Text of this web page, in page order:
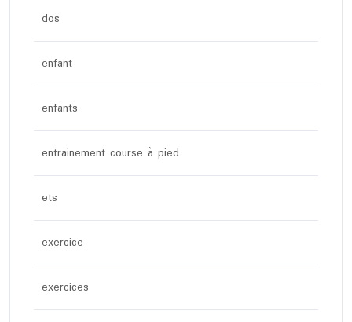
dos
enfant
enfants
entrainement course à pied
ets
exercice
exercices